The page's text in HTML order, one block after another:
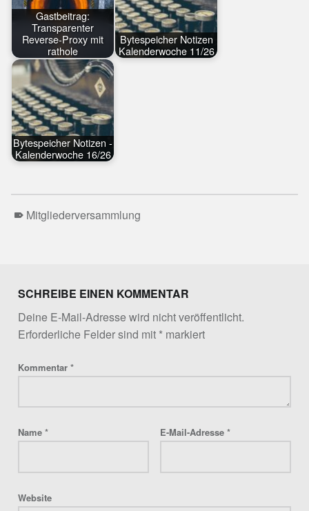
Gastbeitrag:
Transparenter
Reverse-Proxy mit
rathole
Bytespeicher Notizen
Kalenderwoche 11/26
Bytespeicher Notizen -
Kalenderwoche 16/26
Mitgliederversammlung
SCHREIBE EINEN KOMMENTAR
Deine E-Mail-Adresse wird nicht veröffentlicht.
Erforderliche Felder sind mit *markiert
Kommentar *
Name * E-Mail-Adresse *
Website